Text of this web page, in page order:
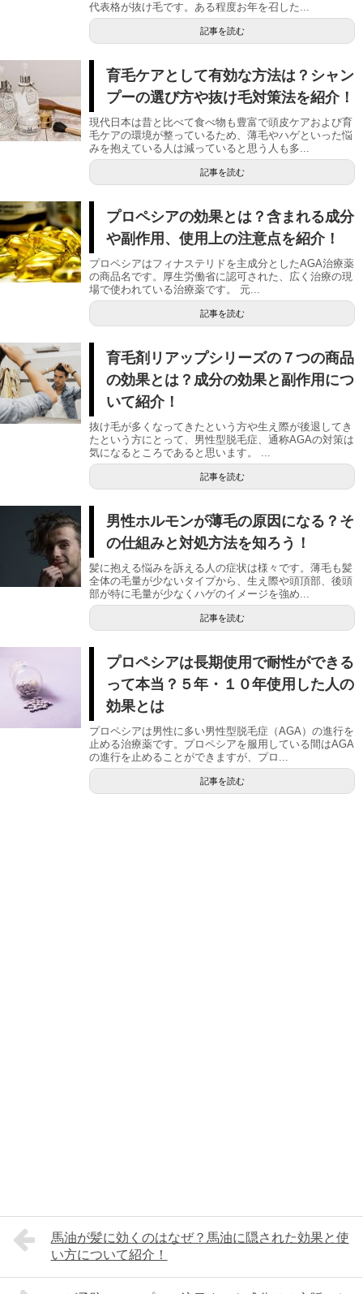
代表格が抜け毛です。ある程度お年を召した...
記事を読む
育毛ケアとして有効な方法は？シャン
プーの選び方や抜け毛対策法を紹介！
現代日本は昔と比べて食べ物も豊富で頭皮ケアおよび育
毛ケアの環境が整っているため、薄毛やハゲといった悩
みを抱えている人は減っていると思う人も多...
記事を読む
プロペシアの効果とは？含まれる成分
や副作用、使用上の注意点を紹介！
プロペシアはフィナステリドを主成分としたAGA治療薬
の商品名です。厚生労働省に認可された、広く治療の現
場で使われている治療薬です。 元...
記事を読む
育毛剤リアップシリーズの７つの商品
の効果とは？成分の効果と副作用につ
いて紹介！
抜け毛が多くなってきたという方や生え際が後退してき
たという方にとって、男性型脱毛症、通称AGAの対策は
気になるところであると思います。 ...
記事を読む
男性ホルモンが薄毛の原因になる？そ
の仕組みと対処方法を知ろう！
髪に抱える悩みを訴える人の症状は様々です。薄毛も髪
全体の毛量が少ないタイプから、生え際や頭頂部、後頭
部が特に毛量が少なくハゲのイメージを強め...
記事を読む
プロペシアは長期使用で耐性ができる
って本当？５年・１０年使用した人の
効果とは
プロペシアは男性に多い男性型脱毛症（AGA）の進行を
止める治療薬です。プロペシアを服用している間はAGA
の進行を止めることができますが、プロ...
記事を読む
馬油が髪に効くのはなぜ？馬油に隠された効果と使
い方について紹介！